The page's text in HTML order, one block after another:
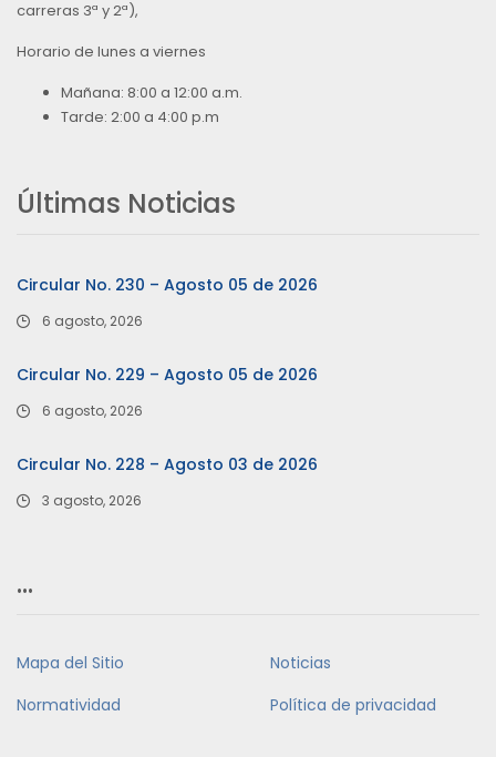
carreras 3ª y 2ª),
Horario de lunes a viernes
Mañana: 8:00 a 12:00 a.m.
Tarde: 2:00 a 4:00 p.m
Últimas Noticias
Circular No. 230 – Agosto 05 de 2026
6 agosto, 2026
Circular No. 229 – Agosto 05 de 2026
6 agosto, 2026
Circular No. 228 – Agosto 03 de 2026
3 agosto, 2026
…
Mapa del Sitio
Noticias
Normatividad
Política de privacidad